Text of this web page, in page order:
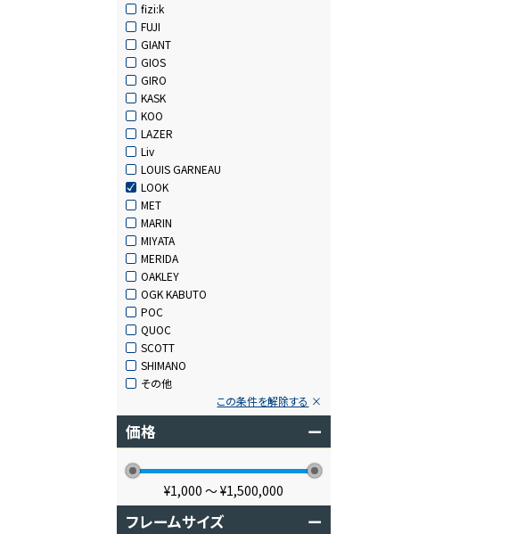
fizi:k
FUJI
GIANT
GIOS
GIRO
KASK
KOO
LAZER
Liv
LOUIS GARNEAU
LOOK
MET
MARIN
MIYATA
MERIDA
OAKLEY
OGK KABUTO
POC
QUOC
SCOTT
SHIMANO
その他
この条件を解除する
価格 ー
¥1,000 〜¥1,500,000
フレームサイズ ー